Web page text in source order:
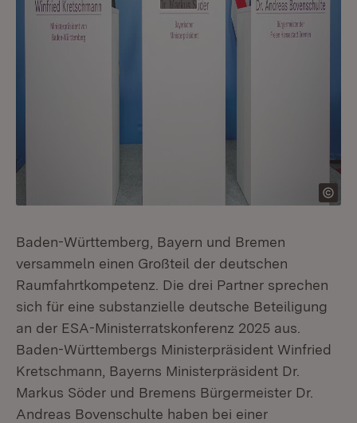
Baden-Württemberg, Bayern und Bremen
versammeln einen Großteil der deutschen
Raumfahrtkompetenz. Die drei Partner sprechen
sich für eine substanzielle deutsche Beteiligung
an der ESA-Ministerratskonferenz 2025 aus.
Baden-Württembergs Ministerpräsident Winfried
Kretschmann, Bayerns Ministerpräsident Dr.
Markus Söder und Bremens Bürgermeister Dr.
Andreas Bovenschulte haben bei einer